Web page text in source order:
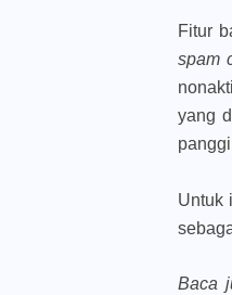
Fitur
spam
yang
Untuk
Baca